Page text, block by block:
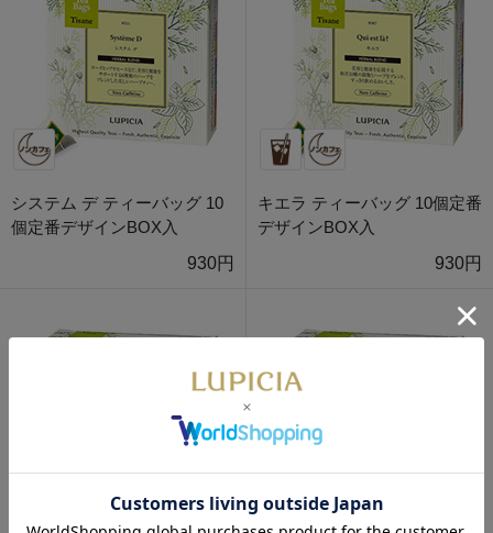
システム デ ティーバッグ 10
個定番デザインBOX入
930円
キエラ ティーバッグ 10個定番
デザインBOX入
930円